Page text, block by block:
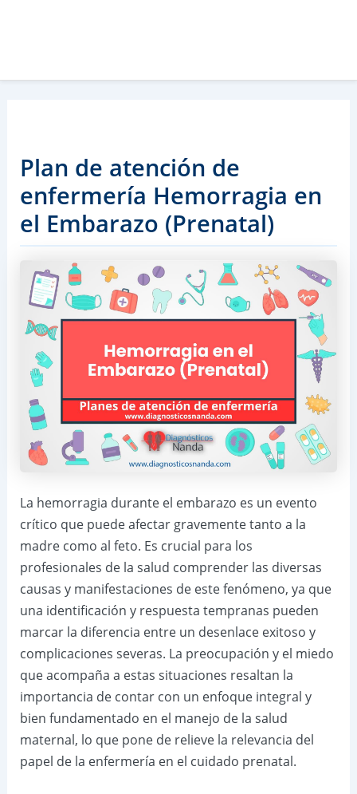
Plan de atención de
enfermería Hemorragia en
el Embarazo (Prenatal)
La hemorragia durante el embarazo es un evento
crítico que puede afectar gravemente tanto a la
madre como al feto. Es crucial para los
profesionales de la salud comprender las diversas
causas y manifestaciones de este fenómeno, ya que
una identificación y respuesta tempranas pueden
marcar la diferencia entre un desenlace exitoso y
complicaciones severas. La preocupación y el miedo
que acompaña a estas situaciones resaltan la
importancia de contar con un enfoque integral y
bien fundamentado en el manejo de la salud
maternal, lo que pone de relieve la relevancia del
papel de la enfermería en el cuidado prenatal.